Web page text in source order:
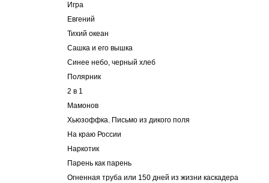
Игра
Евгений
Тихий океан
Cашка и его вышка
Синее небо, черный хлеб
Полярник
2 в 1
Мамонов
Хьюзоффка. Письмо из дикого поля
На краю России
Наркотик
Парень как парень
Огненная труба или 150 дней из жизни каскадера